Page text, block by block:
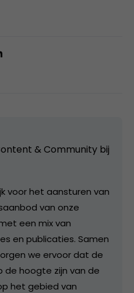
& Community bij
voor het aansturen van
van onze
een mix van
en publicaties. Samen
we ervoor dat de
de hoogte zijn van de
het gebied van